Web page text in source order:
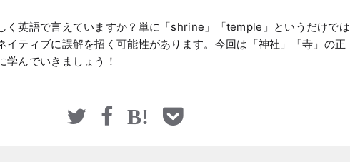
く英語で言えていますか？単に「shrine」「temple」というだけでは
イティブに誤解を招く可能性があります。今回は「神社」「寺」の正
学んでいきましょう！